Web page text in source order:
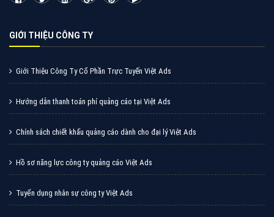
GIỚI THIỆU CÔNG TY
Giới Thiệu Công Ty Cổ Phần Trực Tuyến Việt Ads
Hướng dẫn thanh toán phí quảng cáo tại Việt Ads
Chính sách chiết khấu quảng cáo dành cho đại lý Việt Ads
Hồ sơ năng lực công ty quảng cáo Việt Ads
Tuyển dụng nhân sự công ty Việt Ads